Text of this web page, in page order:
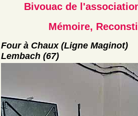
Bivouac de
Mémoire,
Four à Chaux (Ligne Maginot)
Lembach (67)